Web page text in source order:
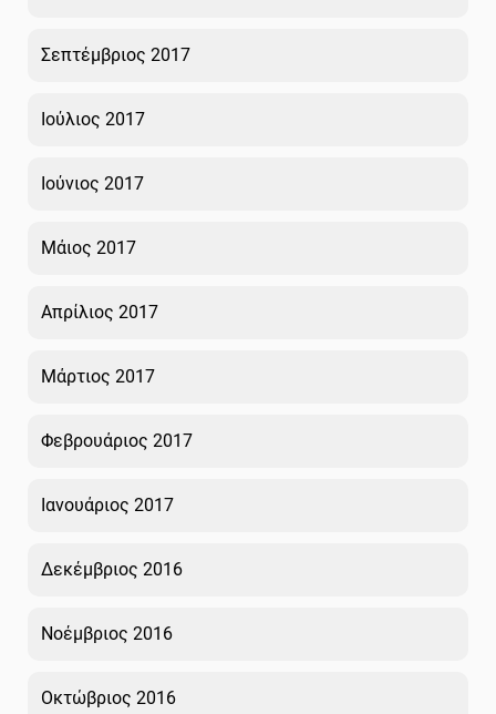
Σεπτέμβριος 2017
Ιούλιος 2017
Ιούνιος 2017
Μάιος 2017
Απρίλιος 2017
Μάρτιος 2017
Φεβρουάριος 2017
Ιανουάριος 2017
Δεκέμβριος 2016
Νοέμβριος 2016
Οκτώβριος 2016